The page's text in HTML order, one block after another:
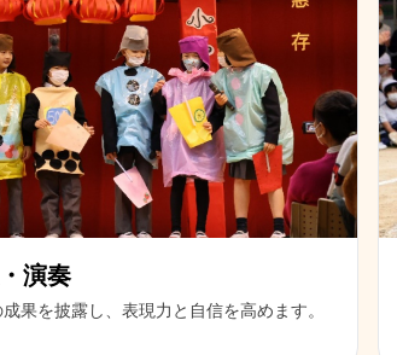
演奏
果を披露し、表現力と自信を高めます。